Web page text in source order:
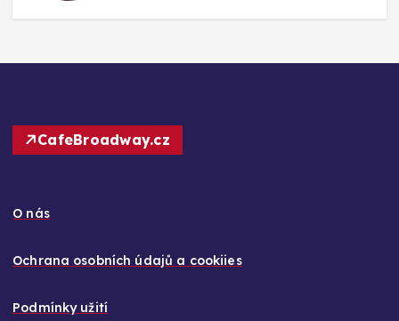
CafeBroadway.cz
O nás
Ochrana osobních údajů a cookiies
Podmínky užití